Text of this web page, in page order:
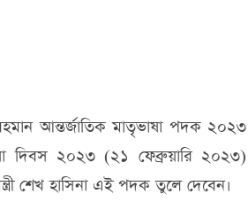
আন্তর্জাতিক মাতৃভাষা পদক ২০২৩
দিবস ২০২৩ (২১ ফেব্রুয়ারি ২০২৩)
শেখ হাসিনা এই পদক তুলে দেবেন।